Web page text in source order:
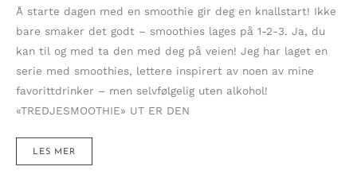
Å starte dagen med en smoothie gir deg en knallstart! Ikke
bare smaker det godt – smoothies lages på 1-2-3. Ja, du
kan til og med ta den med deg på veien! Jeg har laget en
serie med smoothies, lettere inspirert av noen av mine
favorittdrinker – men selvfølgelig uten alkohol!
«TREDJESMOOTHIE» UT ER DEN
GI
SELV
LES MER